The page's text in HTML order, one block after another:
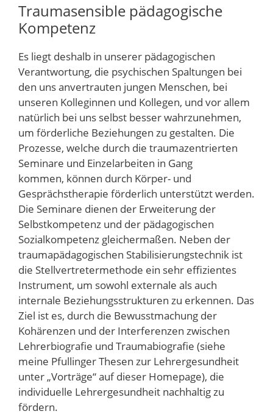
Traumasensible pädagogische
Kompetenz
Es liegt deshalb in unserer pädagogischen
Verantwortung, die psychischen Spaltungen bei
den uns anvertrauten jungen Menschen, bei
unseren Kolleginnen und Kollegen, und vor allem
natürlich bei uns selbst besser wahrzunehmen,
um förderliche Beziehungen zu gestalten. Die
Prozesse, welche durch die traumazentrierten
Seminare und Einzelarbeiten in Gang
kommen, können durch Körper- und
Gesprächstherapie förderlich unterstützt werden.
Die Seminare dienen der Erweiterung der
Selbstkompetenz und der pädagogischen
Sozialkompetenz gleichermaßen. Neben der
traumapädagogischen Stabilisierungstechnik ist
die Stellvertretermethode ein sehr effizientes
Instrument, um sowohl externale als auch
internale Beziehungsstrukturen zu erkennen. Das
Ziel ist es, durch die Bewusstmachung der
Kohärenzen und der Interferenzen zwischen
Lehrerbiografie und Traumabiografie (siehe
meine Pfullinger Thesen zur Lehrergesundheit
unter „Vorträge“ auf dieser Homepage), die
individuelle Lehrergesundheit nachhaltig zu
fördern.